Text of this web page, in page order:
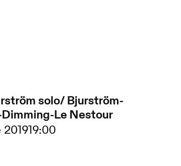
solo/ Bjurström-
Le Nestour
201919:00